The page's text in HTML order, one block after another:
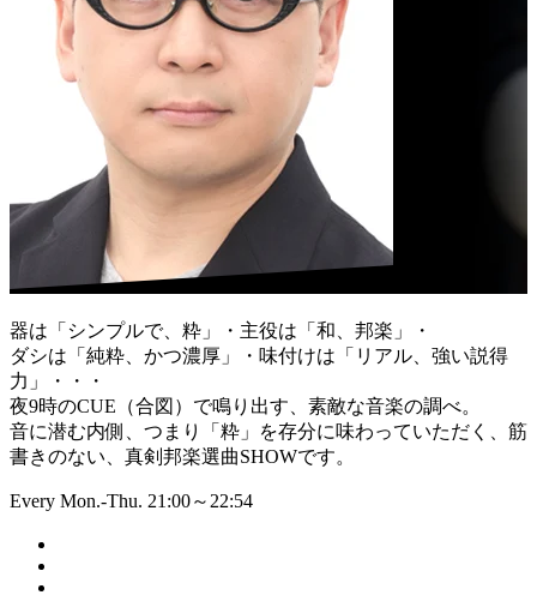
器は「シンプルで、粋」・主役は「和、邦楽」・
ダシは「純粋、かつ濃厚」・味付けは「リアル、強い説得
力」・・・
夜9時のCUE（合図）で鳴り出す、素敵な音楽の調べ。
音に潜む内側、つまり「粋」を存分に味わっていただく、筋
書きのない、真剣邦楽選曲SHOWです。
Every Mon.-Thu. 21:00～22:54